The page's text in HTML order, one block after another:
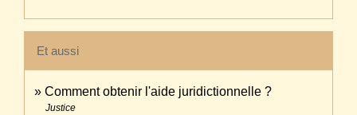
Et aussi
Comment obtenir l'aide juridictionnelle ?
Justice